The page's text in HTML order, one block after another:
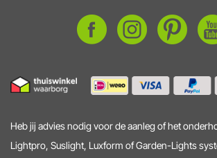
Heb jij advies nodig voor de aanleg of het
Lightpro, Suslight, Luxform of Garden-Lights